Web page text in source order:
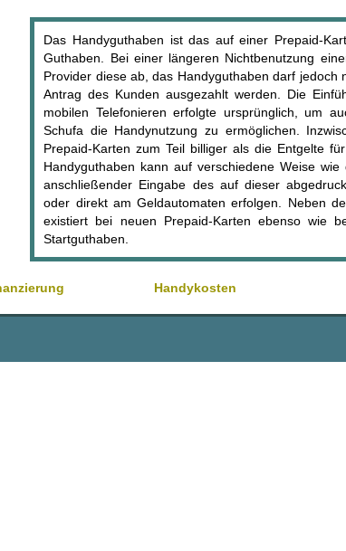
Das Handyguthaben ist das auf einer Prepaid-
Guthaben. Bei einer längeren Nichtbenutzung
Provider diese ab, das Handyguthaben darf jedoch
Antrag des Kunden ausgezahlt werden. Die
mobilen Telefonieren erfolgte ursprünglich, um
Schufa die Handynutzung zu ermöglichen.
Prepaid-Karten zum Teil billiger als die Entgelte
Handyguthaben kann auf verschiedene Weise
anschließender Eingabe des auf dieser
oder direkt am Geldautomaten erfolgen. Neben
existiert bei neuen Prepaid-Karten ebenso wie
Startguthaben.
Handykosten